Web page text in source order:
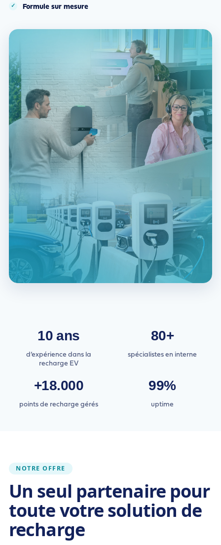
Formule sur mesure
10 ans
d’expérience dans la
recharge EV
80+
spécialistes en interne
+18.000
points de recharge gérés
99%
uptime
NOTRE OFFRE
Un seul partenaire pour
toute votre solution de
recharge